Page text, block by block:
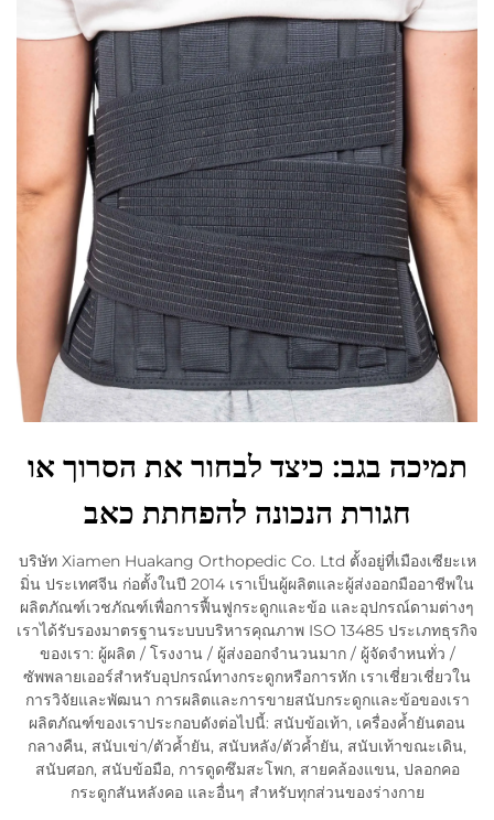
תמיכה בגב: כיצד לבחור את הסרוך או
חגורת הנכונה להפחתת כאב
บริษัท Xiamen Huakang Orthopedic Co. Ltd ตั้งอยู่ที่เมืองเซียะเห
มิ่น ประเทศจีน ก่อตั้งในปี 2014 เราเป็นผู้ผลิตและผู้ส่งออกมืออาชีพใน
ผลิตภัณฑ์เวชภัณฑ์เพื่อการฟื้นฟูกระดูกและข้อ และอุปกรณ์ดามต่างๆ
เราได้รับรองมาตรฐานระบบบริหารคุณภาพ ISO 13485 ประเภทธุรกิจ
ของเรา: ผู้ผลิต / โรงงาน / ผู้ส่งออกจำนวนมาก / ผู้จัดจำหนทั่ว /
ซัพพลายเออร์สำหรับอุปกรณ์ทางกระดูกหรือการหัก เราเชี่ยวเชี่ยวใน
การวิจัยและพัฒนา การผลิตและการขายสนับกระดูกและข้อของเรา
ผลิตภัณฑ์ของเราประกอบดังต่อไปนี้: สนับข้อเท้า, เครื่องค้ำยันตอน
กลางคืน, สนับเข่า/ตัวค้ำยัน, สนับหลัง/ตัวค้ำยัน, สนับเท้าขณะเดิน,
สนับศอก, สนับข้อมือ, การดูดซึมสะโพก, สายคล้องแขน, ปลอกคอ
กระดูกสันหลังคอ และอื่นๆ สำหรับทุกส่วนของร่างกาย